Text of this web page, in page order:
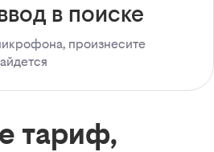
в поиске
произнесите
тариф,